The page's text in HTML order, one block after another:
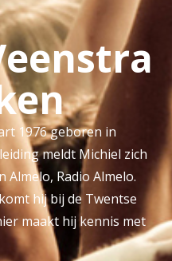
1976 geboren in
meldt Michiel zich
Almelo, Radio Almelo.
hij bij de Twentse
maakt hij kennis met